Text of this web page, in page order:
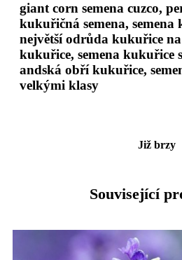
giant corn semena cuzco,
kukuřičná semena, semena
největší odrůda kukuřice na
kukuřice, semena kukuřice
andská obří kukuřice,
velkými klasy
Již brzy
Související